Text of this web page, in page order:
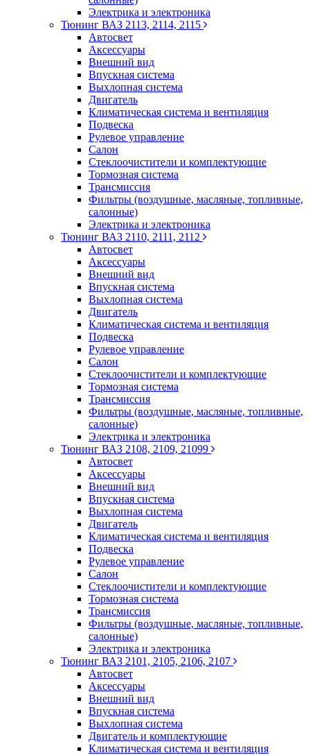
Электрика и электроника
Тюнинг ВАЗ 2113, 2114, 2115
Автосвет
Аксессуары
Внешний вид
Впускная система
Выхлопная система
Двигатель
Климатическая система и вентиляция
Подвеска
Рулевое управление
Салон
Стеклоочистители и комплектующие
Тормозная система
Трансмиссия
Фильтры (воздушные, масляные, топливные,
салонные)
Электрика и электроника
Тюнинг ВАЗ 2110, 2111, 2112
Автосвет
Аксессуары
Внешний вид
Впускная система
Выхлопная система
Двигатель
Климатическая система и вентиляция
Подвеска
Рулевое управление
Салон
Стеклоочистители и комплектующие
Тормозная система
Трансмиссия
Фильтры (воздушные, масляные, топливные,
салонные)
Электрика и электроника
Тюнинг ВАЗ 2108, 2109, 21099
Автосвет
Аксессуары
Внешний вид
Впускная система
Выхлопная система
Двигатель
Климатическая система и вентиляция
Подвеска
Рулевое управление
Салон
Стеклоочистители и комплектующие
Тормозная система
Трансмиссия
Фильтры (воздушные, масляные, топливные,
салонные)
Электрика и электроника
Тюнинг ВАЗ 2101, 2105, 2106, 2107
Автосвет
Аксессуары
Внешний вид
Впускная система
Выхлопная система
Двигатель и комплектующие
Климатическая система и вентиляция